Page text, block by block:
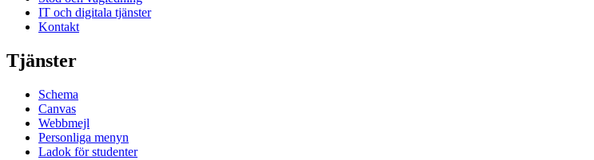
IT och digitala tjänster
Kontakt
Tjänster
Schema
Canvas
Webbmejl
Personliga menyn
Ladok för studenter